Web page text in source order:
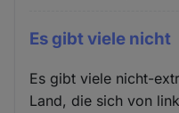
Es gibt viele nicht
Es gibt viele nicht-
Land, die sich von